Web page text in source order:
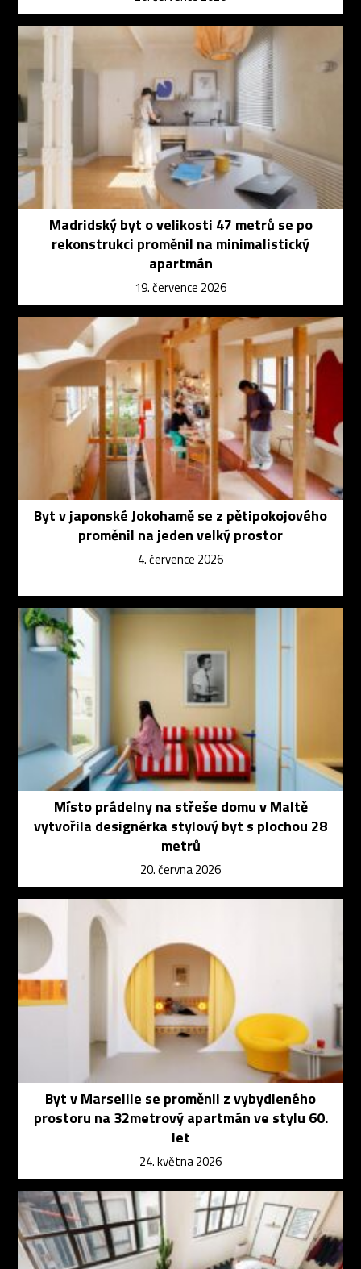
Madridský byt o velikosti 47 metrů se po
rekonstrukci proměnil na minimalistický
apartmán
19. července 2026
Byt v japonské Jokohamě se z pětipokojového
proměnil na jeden velký prostor
4. července 2026
Místo prádelny na střeše domu v Maltě
vytvořila designérka stylový byt s plochou 28
metrů
20. června 2026
Byt v Marseille se proměnil z vybydleného
prostoru na 32metrový apartmán ve stylu 60.
let
24. května 2026